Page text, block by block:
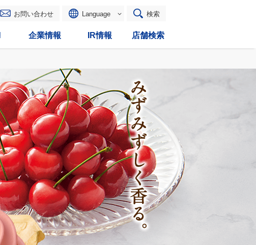
お問い合わせ Language 検索
企業情報 IR情報 店舗検索